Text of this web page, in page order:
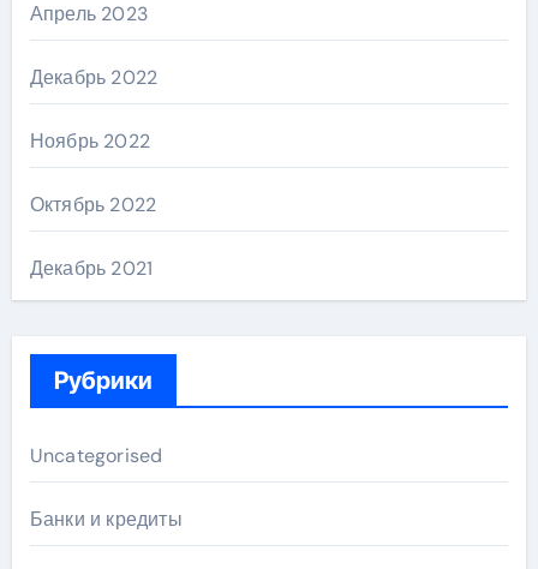
Апрель 2023
Декабрь 2022
Ноябрь 2022
Октябрь 2022
Декабрь 2021
Рубрики
Uncategorised
Банки и кредиты